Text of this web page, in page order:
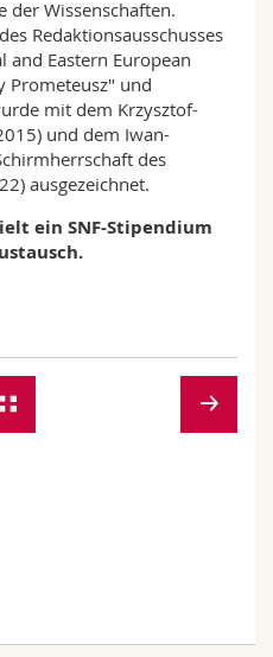
der Wissenschaften.
Redaktionsausschusses
and Eastern European
Prometeusz" und
mit dem Krzysztof-
und dem Iwan-
des
ausgezeichnet.
ein SNF-Stipendium